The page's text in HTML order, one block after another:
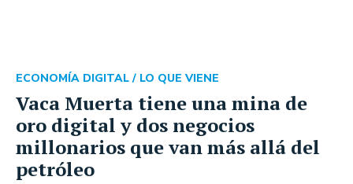
Vaca Muerta tiene una mina de
oro digital y dos negocios
millonarios que van más allá del
petróleo
ECONOMÍA DIGITAL / LO QUE VIENE